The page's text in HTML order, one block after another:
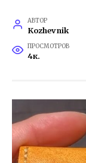
АВТОР
Kozhevnik
ПРОСМОТРОВ
4к.